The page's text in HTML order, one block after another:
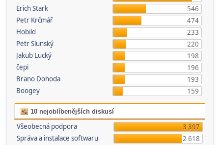
Erich Stark
546
Petr Krčmář
474
Hobild
233
Petr Slunský
220
Jakub Lucký
198
čepi
196
Brano Dohoda
193
Boogey
159
10 nejoblíbenějších diskusí
Všeobecná podpora
3 397
Správa a instalace softwaru
2 618